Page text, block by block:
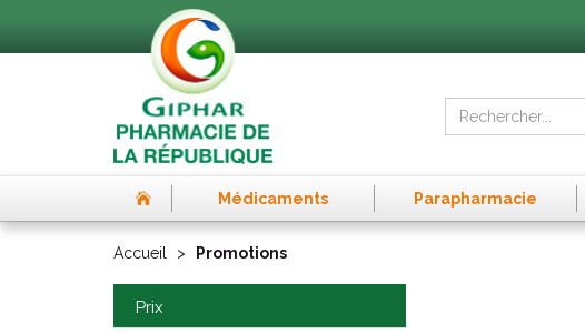
Médicaments Parapharmacie
Accueil Promotions
Prix